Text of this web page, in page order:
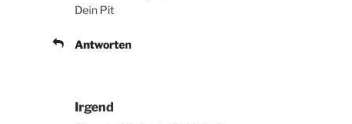
Dein Pit
Antworten
Irgend